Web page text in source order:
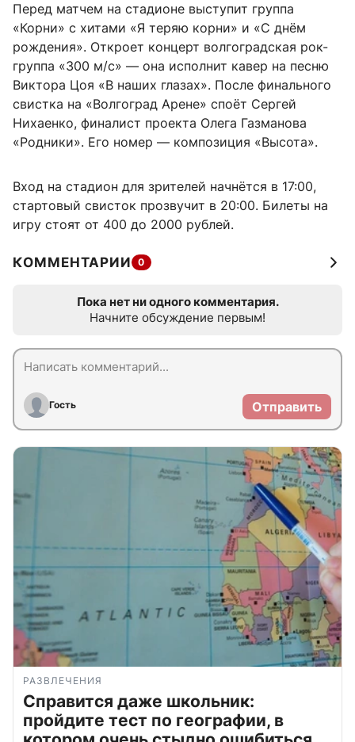
Перед матчем на стадионе выступит группа
«Корни» с хитами «Я теряю корни» и «С днём
рождения». Откроет концерт волгоградская рок-
группа «300 м/с» — она исполнит кавер на песню
Виктора Цоя «В наших глазах». После финального
свистка на «Волгоград Арене» споёт Сергей
Нихаенко, финалист проекта Олега Газманова
«Родники». Его номер — композиция «Высота».
Вход на стадион для зрителей начнётся в 17:00,
стартовый свисток прозвучит в 20:00. Билеты на
игру стоят от 400 до 2000 рублей.
КОММЕНТАРИИ 0
Пока нет ни одного комментария.
Начните обсуждение первым!
Гость Отправить
РАЗВЛЕЧЕНИЯ
Справится даже школьник:
пройдите тест по географии, в